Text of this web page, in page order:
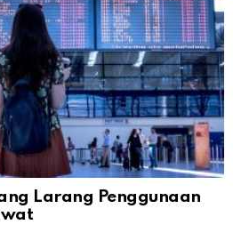
Larang Penggunaan